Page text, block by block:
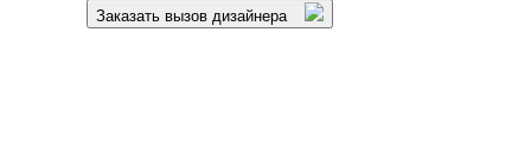
Заказать вызов дизайнера